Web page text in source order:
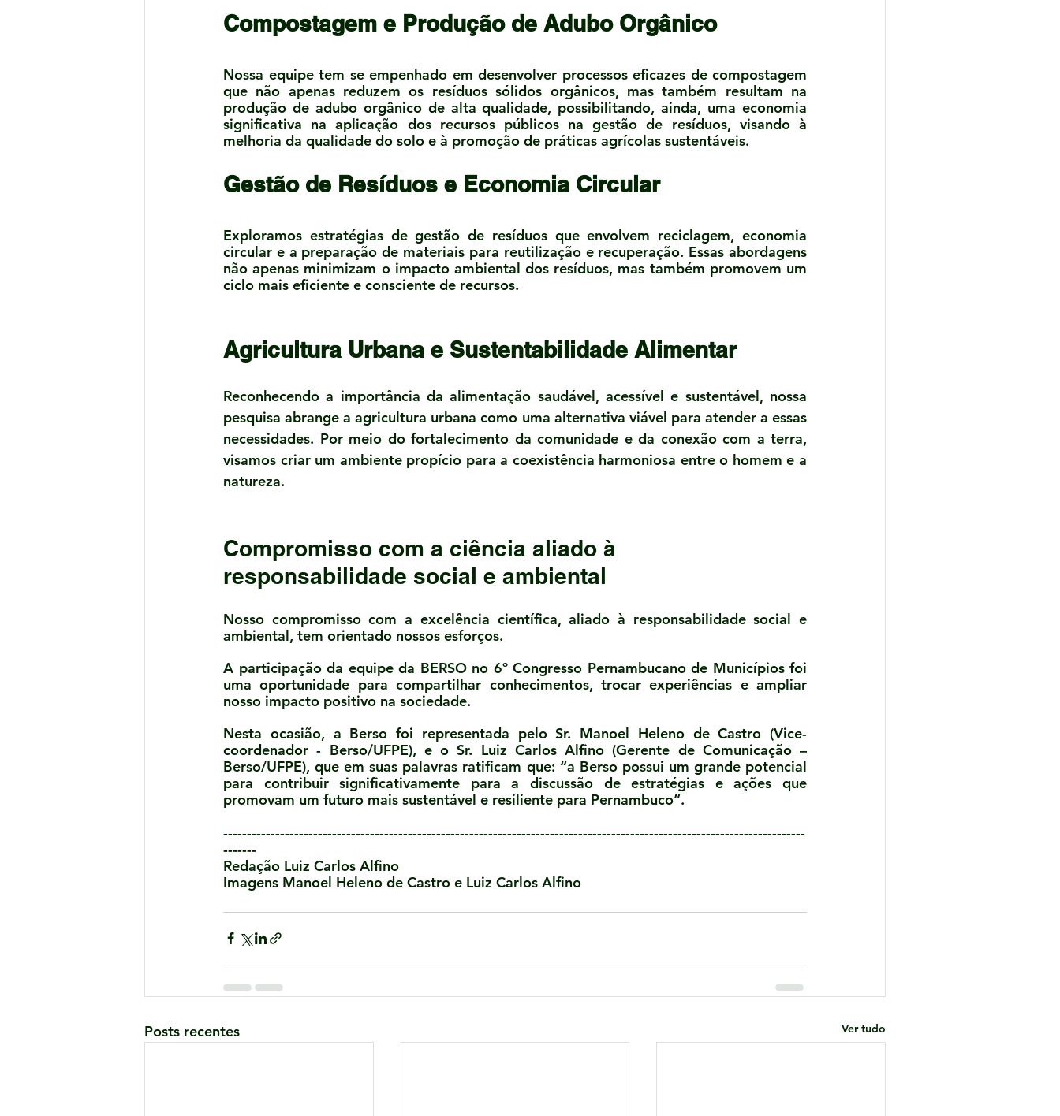
Compostagem e Produção de Adubo Orgânico
Nossa equipe tem se empenhado em desenvolver processos eficazes de compostagem
que não apenas reduzem os resíduos sólidos orgânicos, mas também resultam na
produção de adubo orgânico de alta qualidade, possibilitando, ainda, uma economia
significativa na aplicação dos recursos públicos na gestão de resíduos, visando à
melhoria da qualidade do solo e à promoção de práticas agrícolas sustentáveis.
Gestão de Resíduos e Economia Circular
Exploramos estratégias de gestão de resíduos que envolvem reciclagem, economia
circular e a preparação de materiais para reutilização e recuperação. Essas abordagens
não apenas minimizam o impacto ambiental dos resíduos, mas também promovem um
ciclo mais eficiente e consciente de recursos.
Agricultura Urbana e Sustentabilidade Alimentar
Reconhecendo a importância da alimentação saudável, acessível e sustentável, nossa
pesquisa abrange a agricultura urbana como uma alternativa viável para atender a essas
necessidades. Por meio do fortalecimento da comunidade e da conexão com a terra,
visamos criar um ambiente propício para a coexistência harmoniosa entre o homem e a
natureza.
Compromisso com a ciência aliado à
responsabilidade social e ambiental
Nosso compromisso com a excelência científica, aliado à responsabilidade social e
ambiental, tem orientado nossos esforços.
A participação da equipe da BERSO no 6º Congresso Pernambucano de Municípios foi
uma oportunidade para compartilhar conhecimentos, trocar experiências e ampliar
nosso impacto positivo na sociedade.
Nesta ocasião, a Berso foi representada pelo Sr. Manoel Heleno de Castro (Vice-
coordenador - Berso/UFPE), e o Sr. Luiz Carlos Alfino (Gerente de Comunicação –
Berso/UFPE), que em suas palavras ratificam que: “a Berso possui um grande potencial
para contribuir significativamente para a discussão de estratégias e ações que
promovam um futuro mais sustentável e resiliente para Pernambuco”.
---------------------------------------------------------------------------------------------------------------------------
-------
Redação Luiz Carlos Alfino
Imagens Manoel Heleno de Castro e Luiz Carlos Alfino
Posts recentes Ver tudo